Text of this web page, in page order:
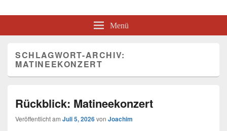
Akkordeon-Spielring Erbach e.V.
Menü
SCHLAGWORT-ARCHIV:
MATINEEKONZERT
Rückblick: Matineekonzert
Veröffentlicht am Juli 5, 2026von Joachim